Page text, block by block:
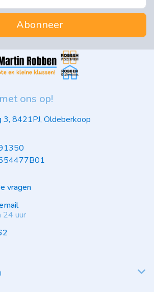
Abonneer
ons op!
8421PJ, Oldeberkoop
vragen
24 uur